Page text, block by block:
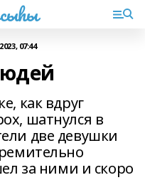
07:44
как вдруг
шатнулся в
две девушки
за ними и скоро